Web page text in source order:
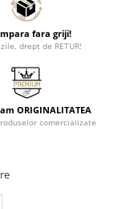
fara griji!
drept de RETUR!
ORIGINALITATEA
comercializate